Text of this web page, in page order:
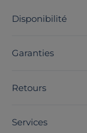
Disponibilité
Garanties
Retours
Services